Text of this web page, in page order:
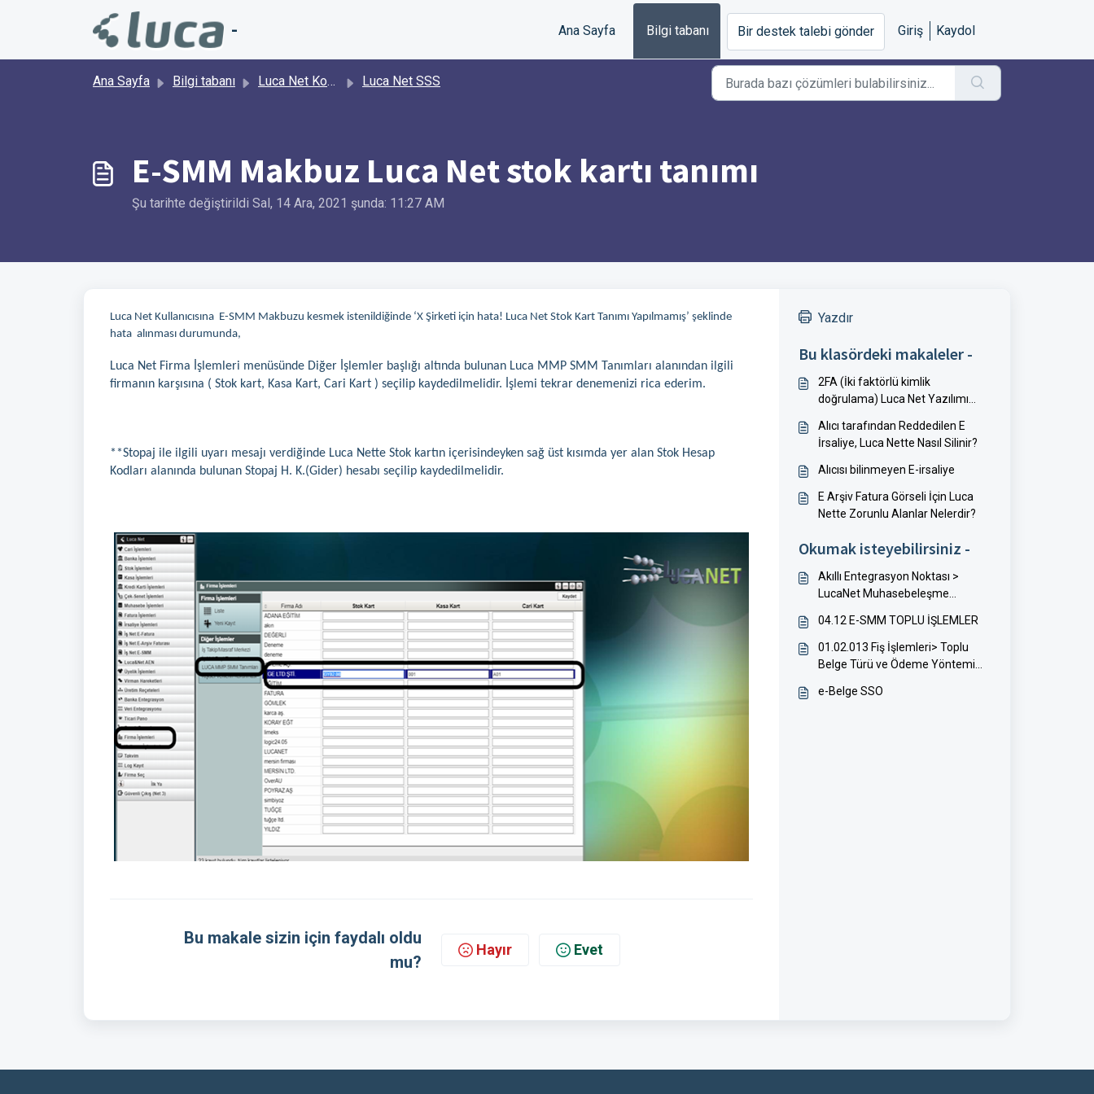
- Ana Sayfa Bilgi tabanı Bir destek talebi gönder Giriş Kaydol
Ana Sayfa Bilgi tabanı Luca Net Kobi Ticari Luca Net SSS
E-SMM Makbuz Luca Net stok kartı tanımı
Şu tarihte değiştirildi Sal, 14 Ara, 2021 şunda: 11:27 AM
Luca Net Kullanıcısına E-SMM Makbuzu kesmek istenildiğinde ‘X Şirketi için hata! Luca Net Stok Kart Tanımı Yapılmamış’ şeklinde
hata alınması durumunda,
Luca Net Firma İşlemleri menüsünde Diğer İşlemler başlığı altında bulunan Luca MMP SMM Tanımları alanından ilgili
firmanın karşısına ( Stok kart, Kasa Kart, Cari Kart ) seçilip kaydedilmelidir. İşlemi tekrar denemenizi rica ederim.
**Stopaj ile ilgili uyarı mesajı verdiğinde Luca Nette Stok kartın içerisindeyken sağ üst kısımda yer alan Stok Hesap
Kodları alanında bulunan Stopaj H. K.(Gider) hesabı seçilip kaydedilmelidir.
Bu makale sizin için faydalı oldu
mu?
Hayır Evet
Yazdır
Bu klasördeki makaleler -
2FA (İki faktörlü kimlik
doğrulama) Luca Net Yazılımı
Alıcı tarafından Reddedilen E
İrsaliye, Luca Nette Nasıl Silinir?
Alıcısı bilinmeyen E-irsaliye
E Arşiv Fatura Görseli İçin Luca
Nette Zorunlu Alanlar Nelerdir?
Okumak isteyebilirsiniz -
Akıllı Entegrasyon Noktası >
LucaNet Muhasebeleşme
04.12 E-SMM TOPLU İŞLEMLER
01.02.013 Fiş İşlemleri> Toplu
Belge Türü ve Ödeme Yöntemi
e-Belge SSO